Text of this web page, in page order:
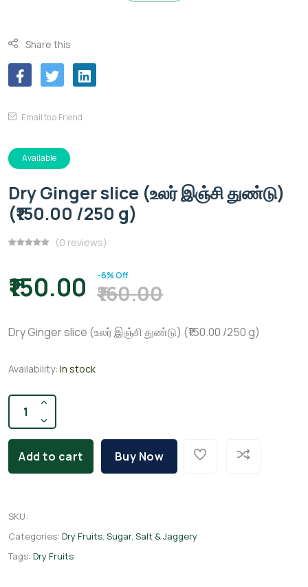
Share this
Email to a Friend
Available
Dry Ginger slice (உலர் இஞ்சி துண்டு)
(₹150.00 /250 g)
(0 reviews)
₹150.00 -6% Off
₹160.00
Dry Ginger slice (உலர் இஞ்சி துண்டு) (₹150.00 /250 g)
Availability: In stock
Add to cart Buy Now
SKU:
Categories: Dry Fruits, Sugar, Salt & Jaggery
Tags: Dry Fruits